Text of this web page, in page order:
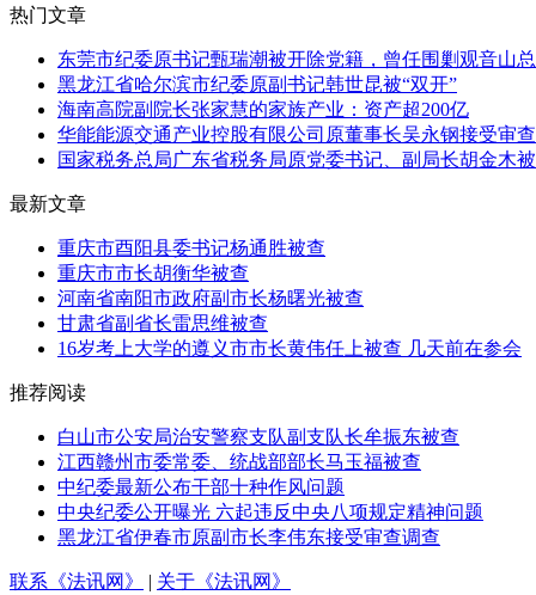
热门文章
东莞市纪委原书记甄瑞潮被开除党籍，曾任围剿观音山
黑龙江省哈尔滨市纪委原副书记韩世昆被“双开”
海南高院副院长张家慧的家族产业：资产超200亿
华能能源交通产业控股有限公司原董事长吴永钢接受审
国家税务总局广东省税务局原党委书记、副局长胡金木
最新文章
重庆市酉阳县委书记杨通胜被查
重庆市市长胡衡华被查
河南省南阳市政府副市长杨曙光被查
甘肃省副省长雷思维被查
16岁考上大学的遵义市市长黄伟任上被查 几天前在参会
推荐阅读
白山市公安局治安警察支队副支队长牟振东被查
江西赣州市委常委、统战部部长马玉福被查
中纪委最新公布干部十种作风问题
中央纪委公开曝光 六起违反中央八项规定精神问题
黑龙江省伊春市原副市长李伟东接受审查调查
联系《法讯网》 | 关于《法讯网》